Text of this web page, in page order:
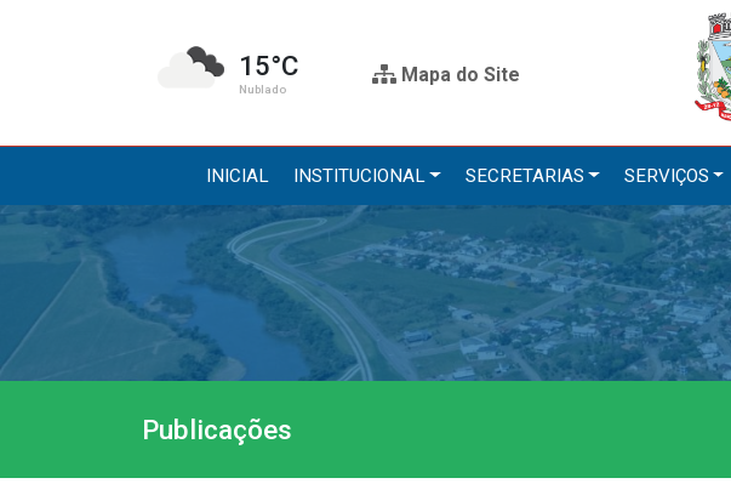
15°C
Nublado
Mapa do Site
INICIAL INSTITUCIONAL SECRETARIAS SERVIÇOS
Institucional
A Prefeitura
Gabinete do Prefeito
História do Município
Secretarias
Administração
Agricultura e Meio Ambiente
Publicações